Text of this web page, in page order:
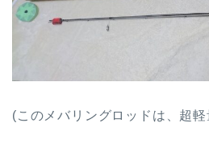
(このメバリングロッドは、超